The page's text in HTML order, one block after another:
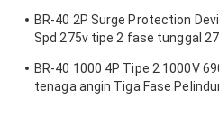
BR-40 2P Surge Protection
Spd 275v tipe 2 fase tunggal
arrester
BR-40 1000 4P Tipe 2 1000V
tenaga angin Tiga Fase